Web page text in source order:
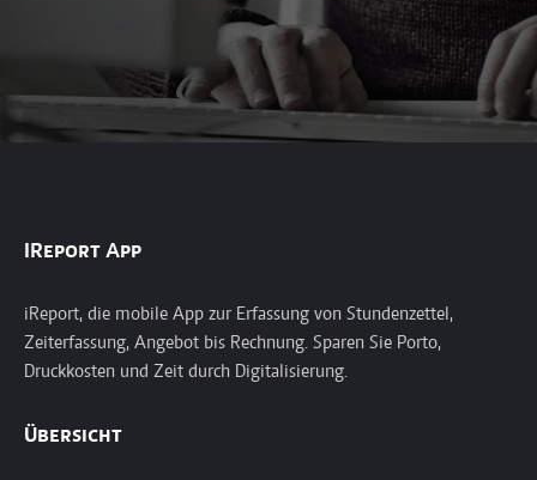
IReport App
iReport, die mobile App zur Erfassung von Stundenzettel,
Zeiterfassung, Angebot bis Rechnung. Sparen Sie Porto,
Druckkosten und Zeit durch Digitalisierung.
Übersicht